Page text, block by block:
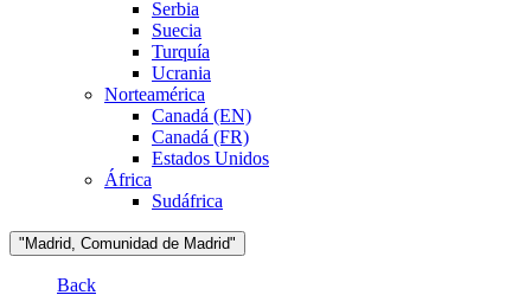
Serbia
Suecia
Turquía
Ucrania
Norteamérica
Canadá (EN)
Canadá (FR)
Estados Unidos
África
Sudáfrica
"Madrid, Comunidad de Madrid"
Back